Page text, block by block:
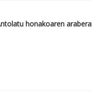
honakoaren arabera